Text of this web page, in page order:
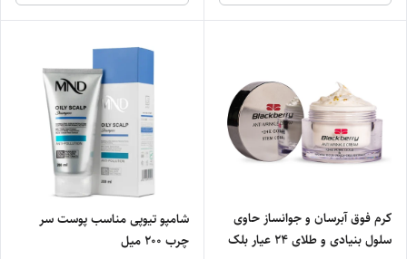
کرم فوق آبرسان و جوانساز حاوی
سلول بنیادی و طلای 24 عیار بلک
شامپو تیوپی مناسب پوست سر
چرب 200 میل